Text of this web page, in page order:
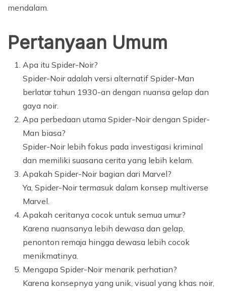
mendalam.
Pertanyaan Umum
Apa itu Spider-Noir?
Spider-Noir adalah versi alternatif Spider-Man
berlatar tahun 1930-an dengan nuansa gelap dan
gaya noir.
Apa perbedaan utama Spider-Noir dengan Spider-
Man biasa?
Spider-Noir lebih fokus pada investigasi kriminal
dan memiliki suasana cerita yang lebih kelam.
Apakah Spider-Noir bagian dari Marvel?
Ya, Spider-Noir termasuk dalam konsep multiverse
Marvel.
Apakah ceritanya cocok untuk semua umur?
Karena nuansanya lebih dewasa dan gelap,
penonton remaja hingga dewasa lebih cocok
menikmatinya.
Mengapa Spider-Noir menarik perhatian?
Karena konsepnya yang unik, visual yang khas noir,